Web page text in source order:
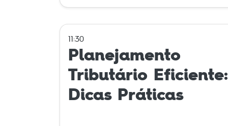
11:30
Planejamento
Tributário Eficiente:
Dicas Práticas